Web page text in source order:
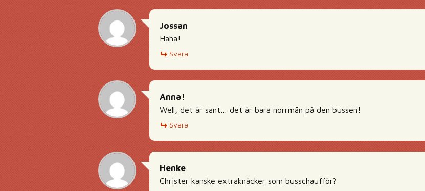
Jossan
Haha!
Svara
Anna!
Well, det är sant… det är bara norrmän på den bussen!
Svara
Henke
Christer kanske extraknäcker som busschaufför?